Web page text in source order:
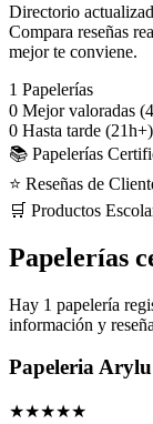
Directorio
Compara reseñas
mejor te conviene.
1 Papelerías
0 Mejor valoradas
0 Hasta tarde (21h+)
📚 Papelerías
⭐ Reseñas de
🛒 Productos
Papelerías
Hay 1 papelería
información y
Papeleria Arylu
★★★★★